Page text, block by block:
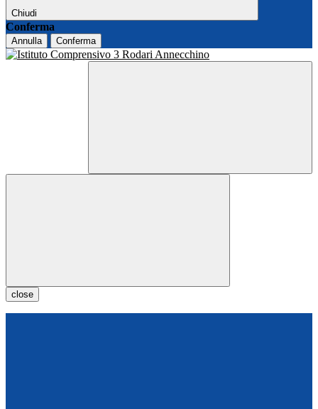
Chiudi
Conferma
Annulla Conferma
close